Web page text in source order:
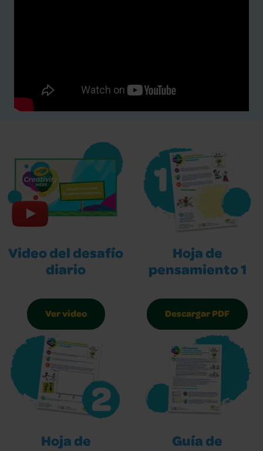
Video del desafío
diario
Ver video
Hoja de
pensamiento 1
Descargar PDF
Hoja de
Guía de